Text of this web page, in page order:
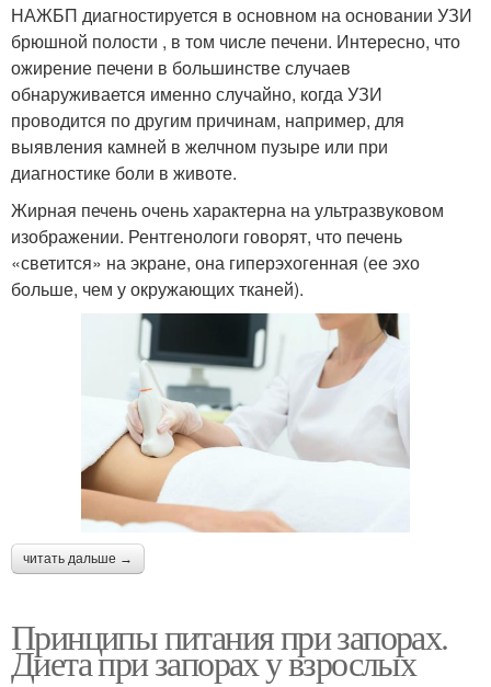
НАЖБП диагностируется в основном на основании УЗИ
брюшной полости , в том числе печени. Интересно, что
ожирение печени в большинстве случаев
обнаруживается именно случайно, когда УЗИ
проводится по другим причинам, например, для
выявления камней в желчном пузыре или при
диагностике боли в животе.
Жирная печень очень характерна на ультразвуковом
изображении. Рентгенологи говорят, что печень
«светится» на экране, она ​​гиперэхогенная (ее эхо
больше, чем у окружающих тканей).
читать дальше →
Принципы питания при запорах.
Диета при запорах у взрослых